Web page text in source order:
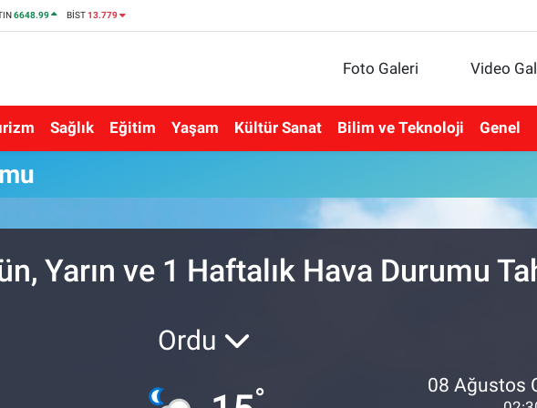
6648.99 BİST13.779
Foto Galeri Video
Sağlık Eğitim Yaşam Kültür Sanat Bilim ve Teknoloji Genel
Yarın ve 1 Haftalık Hava Durumu
Ordu
° 08 Ağustos